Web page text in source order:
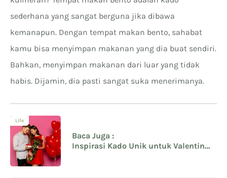
sederhana yang sangat berguna jika dibawa
kemanapun. Dengan tempat makan bento, sahabat
kamu bisa menyimpan makanan yang dia buat sendiri.
Bahkan, menyimpan makanan dari luar yang tidak
habis. Dijamin, dia pasti sangat suka menerimanya.
Life
Baca Juga :
Inspirasi Kado Unik untuk Valentine